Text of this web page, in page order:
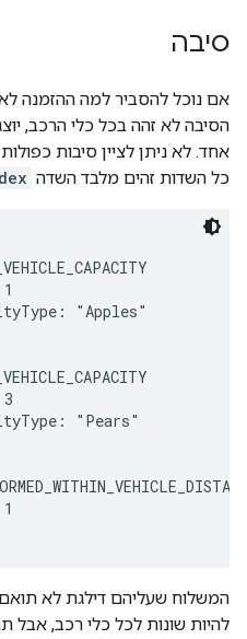
סיבה
אם נוכל להסביר למה ההזמנה
הסיבה לא זהה בכל כלי הרכב,
אחד. לא ניתן לציין סיבות
כל השדות זהים מלבד השדה
"Apples"
"Pears"
המשלוח שעליהם דילגת לא
להיות שונות לכל כלי רכב, אבל